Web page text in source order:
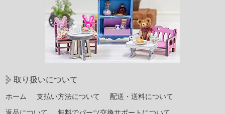
取り扱いについて
ホーム 支払い方法について
配送・送料について
返品について
無料でパーツ交換サポートについて